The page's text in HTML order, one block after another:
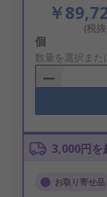
￥
(税
Add
to
Basket
個
数量を選択また
3,000円を
お取り寄せ品